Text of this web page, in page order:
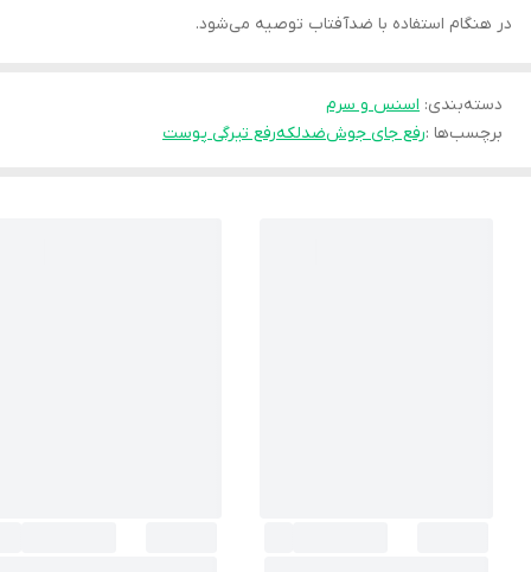
در هنگام استفاده با ضدآفتاب توصیه می‌شود.
دسته‌بندی: اسنس و سرم
برچسب‌ها :رفع جای جوشضدلکهرفع تیرگی پوست